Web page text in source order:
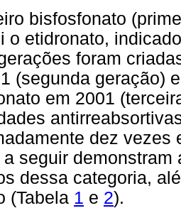
bisfosfonato
o etidronato,
foram
(segunda geração)
em 2001
dez vezes
seguir
dessa categoria,
(Tabela 1 e 2).